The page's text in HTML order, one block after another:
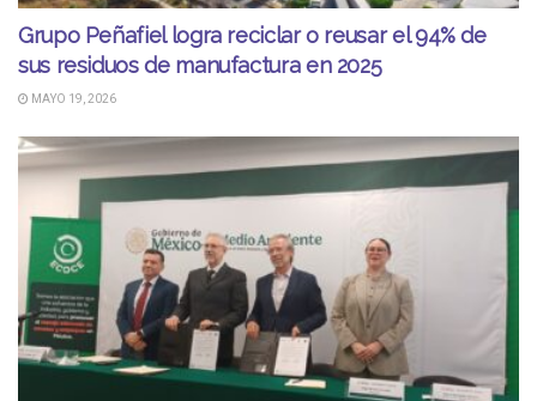
Grupo Peñafiel logra reciclar o reusar el 94% de
sus residuos de manufactura en 2025
MAYO 19, 2026